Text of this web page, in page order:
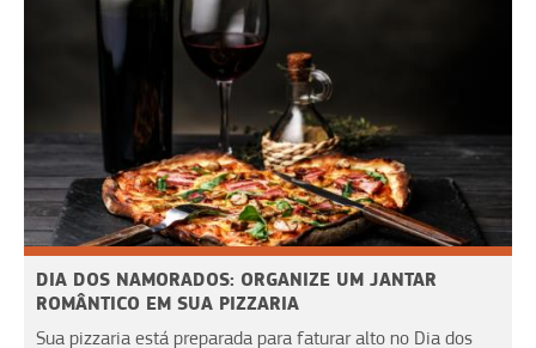
DIA DOS NAMORADOS: ORGANIZE UM JANTAR
ROMÂNTICO EM SUA PIZZARIA
Sua pizzaria está preparada para faturar alto no Dia dos